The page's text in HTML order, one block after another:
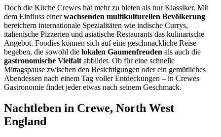
Doch die Küche Crewes hat mehr zu bieten als nur Klassiker. Mit
dem Einfluss einerwachsenden multikulturellen Bevölkerung
bereichern internationale Spezialitäten wie indische Currys,
italienische Pizzerien und asiatische Restaurants das kulinarische
Angebot. Foodies können sich auf eine geschmackliche Reise
begeben, die sowohl die lokalen Gaumenfreuden als auch die
gastronomische Vielfalt abbildet. Ob für eine schnelle
Mittagspause zwischen den Besichtigungen oder ein gemütliches
Abendessen nach einem Tag voller Entdeckungen – in Crewes
Gastronomie findet jeder etwas nach seinem Geschmack.
Nachtleben in Crewe, North West
England